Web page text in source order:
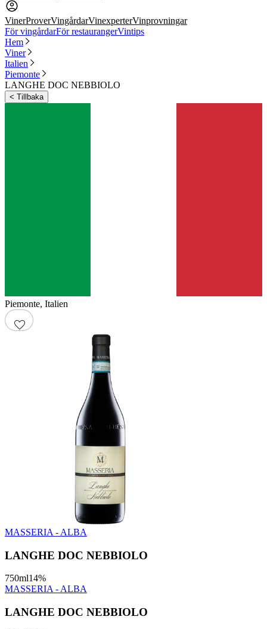
VinerProverVingårdarVinexperterVinprovningar
För vingårdarFör restaurangerVintips
Hem
Viner
Italien
Piemonte
LANGHE DOC NEBBIOLO
< Tillbaka
Piemonte, Italien
MASSERIA - ALBA
LANGHE DOC NEBBIOLO
750ml14%
MASSERIA - ALBA
LANGHE DOC NEBBIOLO